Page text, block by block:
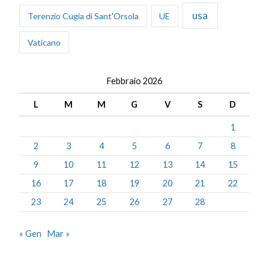
Terenzio Cugia di Sant'Orsola UE usa
Vaticano
Febbraio 2026
L M M G V S D
1
2
3 4 5 6 7
8
9
10 11 12 13 14
15
16
17 18 19 20 21
22
23
24 25 26 27 28
« Gen Mar »